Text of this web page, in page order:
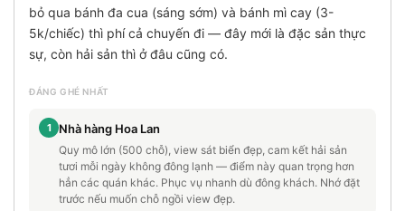
bỏ qua bánh đa cua (sáng sớm) và bánh mì cay (3-
5k/chiếc) thì phí cả chuyến đi — đây mới là đặc sản thực
sự, còn hải sản thì ở đâu cũng có.
ĐÁNG GHÉ NHẤT
1 Nhà hàng Hoa Lan
Quy mô lớn (500 chỗ), view sát biển đẹp, cam kết hải sản
tươi mỗi ngày không đông lạnh — điểm này quan trọng hơn
hẳn các quán khác. Phục vụ nhanh dù đông khách. Nhớ đặt
trước nếu muốn chỗ ngồi view đẹp.